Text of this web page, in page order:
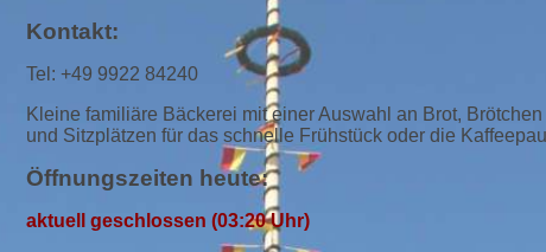
Kontakt:
Tel: +49 9922 84240
Kleine familiäre Bäckerei mit einer Auswahl an Brot,
und Sitzplätzen für das schnelle Frühstück oder die
Öffnungszeiten heute:
aktuell geschlossen (03:20 Uhr)